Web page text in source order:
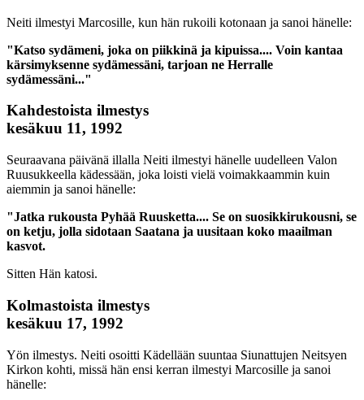
Neiti ilmestyi Marcosille, kun hän rukoili kotonaan ja sanoi hänelle:
"Katso sydämeni, joka on piikkinä ja kipuissa.... Voin kantaa
kärsimyksenne sydämessäni, tarjoan ne Herralle
sydämessäni..."
Kahdestoista ilmestys
kesäkuu 11, 1992
Seuraavana päivänä illalla Neiti ilmestyi hänelle uudelleen Valon
Ruusukkeella kädessään, joka loisti vielä voimakkaammin kuin
aiemmin ja sanoi hänelle:
"Jatka rukousta Pyhää Ruusketta.... Se on suosikkirukousni, se
on ketju, jolla sidotaan Saatana ja uusitaan koko maailman
kasvot.
Sitten Hän katosi.
Kolmastoista ilmestys
kesäkuu 17, 1992
Yön ilmestys. Neiti osoitti Kädellään suuntaa Siunattujen Neitsyen
Kirkon kohti, missä hän ensi kerran ilmestyi Marcosille ja sanoi
hänelle: